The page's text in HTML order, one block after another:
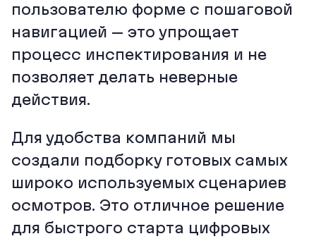
пользователю форме с пошаговой
навигацией – это упрощает
процесс инспектирования и не
позволяет делать неверные
действия.
Для удобства компаний мы
создали подборку готовых самых
широко используемых сценариев
осмотров. Это отличное решение
для быстрого старта цифровых